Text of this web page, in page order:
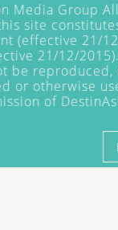
Media Group
site
(effective 21/
21/12/
be
or otherwise
of